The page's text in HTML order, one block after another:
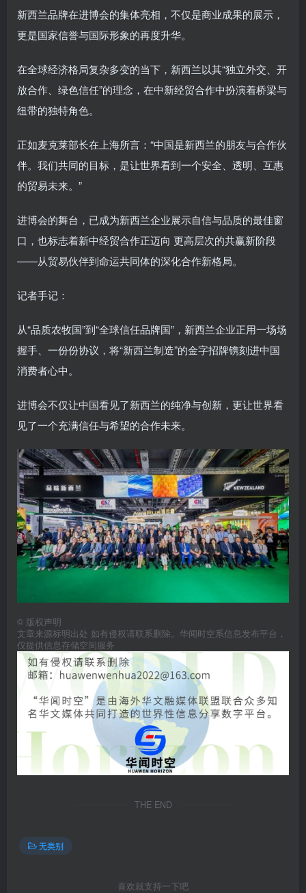
新西兰品牌在进博会的集体亮相，不仅是商业成果的展示，
更是国家信誉与国际形象的再度升华。
在全球经济格局复杂多变的当下，新西兰以其“独立外交、开
放合作、绿色信任”的理念，在中新经贸合作中扮演着桥梁与
纽带的独特角色。
正如麦克莱部长在上海所言：“中国是新西兰的朋友与合作伙
伴。我们共同的目标，是让世界看到一个安全、透明、互惠
的贸易未来。”
进博会的舞台，已成为新西兰企业展示自信与品质的最佳窗
口，也标志着新中经贸合作正迈向 更高层次的共赢新阶段
——从贸易伙伴到命运共同体的深化合作新格局。
记者手记：
从“品质农牧国”到“全球信任品牌国”，新西兰企业正用一场场
握手、一份份协议，将“新西兰制造”的金字招牌镌刻进中国
消费者心中。
进博会不仅让中国看见了新西兰的纯净与创新，更让世界看
见了一个充满信任与希望的合作未来。
© 版权声明
文章来源标明出处 如有侵权请联系删除。华闻时空系信息发布平台，
仅提供信息存储空间服务
THE END
无类别
喜欢就支持一下吧